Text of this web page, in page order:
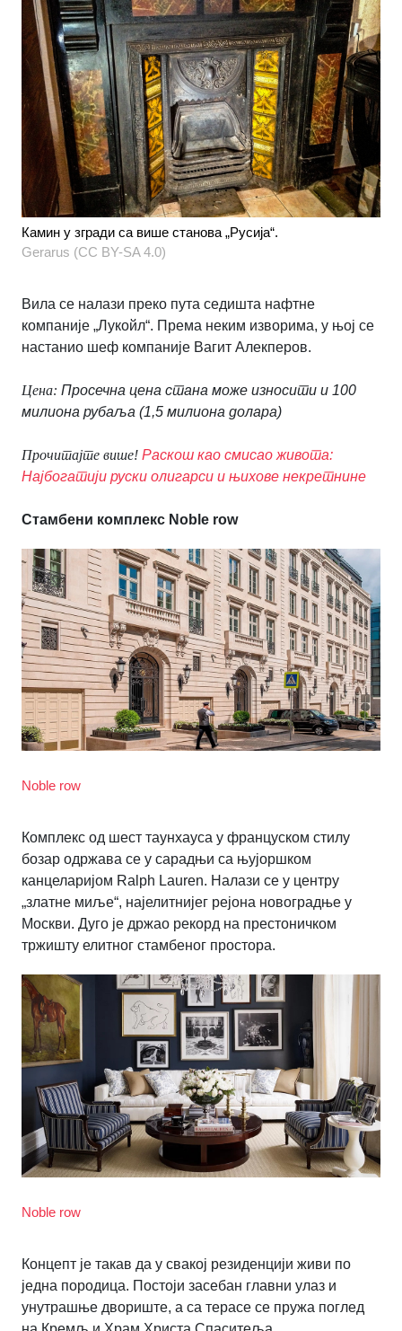
Камин у згради са више станова „Русија“.
Gerarus (CC BY-SA 4.0)
Вила се налази преко пута седишта нафтне
компаније „Лукойл“. Према неким изворима, у њој се
настанио шеф компаније Вагит Алекперов.
Цена: Просечна цена стана може износити и 100
милиона рубаља (1,5 милиона долара)
Прочитајте више! Раскош као смисао живота:
Најбогатији руски олигарси и њихове некретнине
Стамбени комплекс Noble row
Noble row
Комплекс од шест таунхауса у француском стилу
бозар одржава се у сарадњи са њујоршком
канцеларијом Ralph Lauren. Налази се у центру
„златне миље“, најелитнијег рејона новоградње у
Москви. Дуго је држао рекорд на престоничком
тржишту елитног стамбеног простора.
Noble row
Концепт је такав да у свакој резиденцији живи по
једна породица. Постоји засебан главни улаз и
унутрашње двориште, а са терасе се пружа поглед